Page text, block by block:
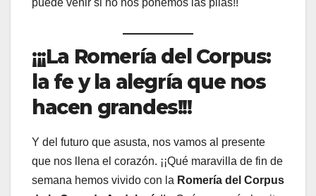
¡¡¡La Romería del Corpus:
la fe y la alegría que nos
hacen grandes!!!
Y del futuro que asusta, nos vamos al presente
que nos llena el corazón. ¡¡Qué maravilla de fin de
semana hemos vivido con la Romería del Corpus